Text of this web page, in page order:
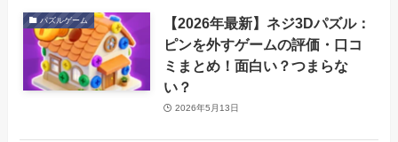
パズルゲーム
【2026年最新】ネジ3Dパズル：
ピンを外すゲームの評価・口コ
ミまとめ！面白い？つまらな
い？
2026年5月13日